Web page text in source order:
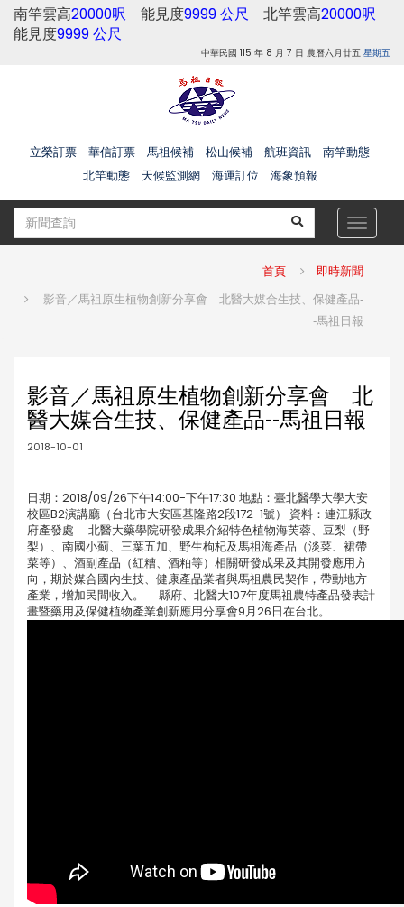
南竿雲高20000呎 能見度9999 公尺 北竿雲高20000呎
能見度9999 公尺
中華民國 115 年 8 月 7 日 農曆六月廿五 星期五
立榮訂票 華信訂票 馬祖候補 松山候補 航班資訊
南竿動態
北竿動態
天候監測網 海運訂位 海象預報
Toggle
首頁 即時新聞
影音／馬祖原生植物創新分享會 北醫大媒合生技、保健產品-
-馬祖日報
影音／馬祖原生植物創新分享會 北
醫大媒合生技、保健產品--馬祖日報
2018-10-01
日期：2018/09/26下午14:00-下午17:30 地點：臺北醫學大學大安
校區B2演講廳（台北市大安區基隆路2段172-1號） 資料：連江縣政
府產發處 北醫大藥學院研發成果介紹特色植物海芙蓉、豆梨（野
梨）、南國小薊、三葉五加、野生枸杞及馬祖海產品（淡菜、裙帶
菜等）、酒副產品（紅糟、酒粕等）相關研發成果及其開發應用方
向，期於媒合國內生技、健康產品業者與馬祖農民契作，帶動地方
產業，增加民間收入。 縣府、北醫大107年度馬祖農特產品發表計
畫暨藥用及保健植物產業創新應用分享會9月26日在台北。